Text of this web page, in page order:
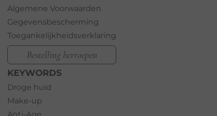
Algemene Voorwaarden
Gegevensbescherming
Toegankelijkheidsverklaring
Bestelling herroepen
KEYWORDS
Droge huid
Make-up